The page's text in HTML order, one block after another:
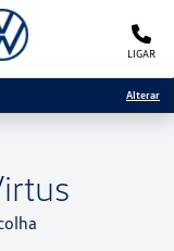
LIGAR
Alterar